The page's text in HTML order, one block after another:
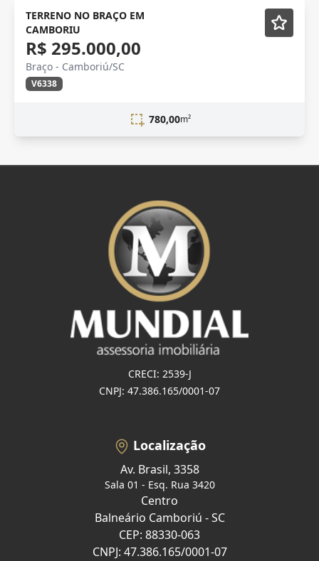
terreno
TERRENO NO BRAÇO EM
CAMBORIU
R$ 295.000,00
Braço - Camboriú/SC
V6338
780,00m²
CRECI: 2539-J
CNPJ: 47.386.165/0001-07
Localização
Av. Brasil, 3358
Sala 01 - Esq. Rua 3420
Centro
Balneário Camboriú - SC
CEP: 88330-063
CNPJ: 47.386.165/0001-07